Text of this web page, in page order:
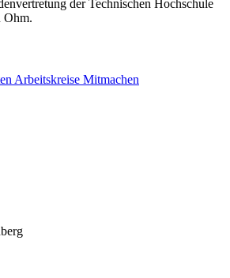
der Technischen Hochschule
Ohm.
Arbeitskreise Mitmachen